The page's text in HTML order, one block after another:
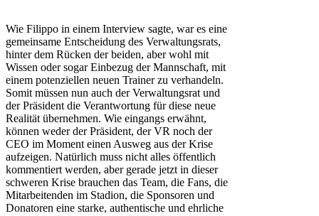
Wie Filippo in einem Interview sagte, war es eine
gemeinsame Entscheidung des Verwaltungsrats,
hinter dem Rücken der beiden, aber wohl mit
Wissen oder sogar Einbezug der Mannschaft, mit
einem potenziellen neuen Trainer zu verhandeln.
Somit müssen nun auch der Verwaltungsrat und
der Präsident die Verantwortung für diese neue
Realität übernehmen. Wie eingangs erwähnt,
können weder der Präsident, der VR noch der
CEO im Moment einen Ausweg aus der Krise
aufzeigen. Natürlich muss nicht alles öffentlich
kommentiert werden, aber gerade jetzt in dieser
schweren Krise brauchen das Team, die Fans, die
Mitarbeitenden im Stadion, die Sponsoren und
Donatoren eine starke, authentische und ehrliche